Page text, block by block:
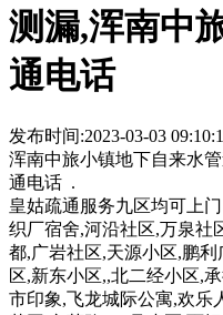
测漏,浑南中
通电话
发布时间:2023-03-03
浑南中旅小镇地下自来水
通电话 .
皇姑疏通服务九区均可上
织厂宿舍,河沿社区,万泉社
都,广岩社区,天源小区,鹏
区,新东小区,,北二经小区,
市印象,飞龙城际公寓,欢乐